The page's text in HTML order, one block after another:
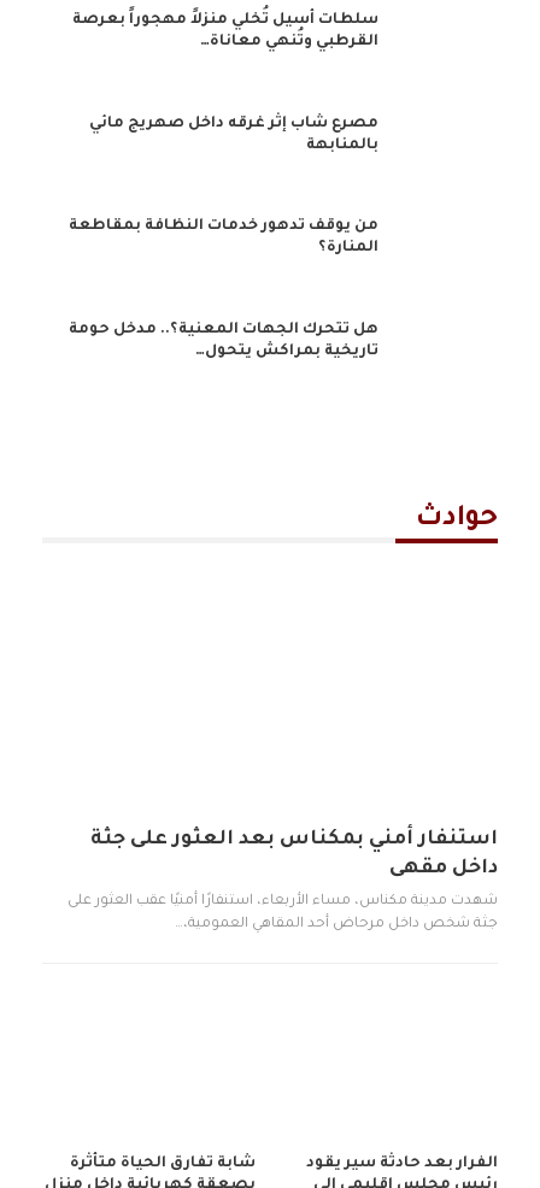
سلطات أسيل تُخلي منزلاً مهجوراً بعرصة
القرطبي وتُنهي معاناة…
مصرع شاب إثر غرقه داخل صهريج مائي
بالمنابهة
من يوقف تدهور خدمات النظافة بمقاطعة
المنارة؟
هل تتحرك الجهات المعنية؟.. مدخل حومة
تاريخية بمراكش يتحول…
حوادث
استنفار أمني بمكناس بعد العثور على جثة
داخل مقهى
شهدت مدينة مكناس، مساء الأربعاء، استنفارًا أمنيًا عقب العثور على
جثة شخص داخل مرحاض أحد المقاهي العمومية،…
الفرار بعد حادثة سير يقود
شابة تفارق الحياة متأثرة